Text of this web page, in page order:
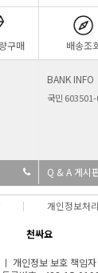
구매 배송조
BANK INFO
국민
Q & A 게시
개인정보처
천싸요
개인정보 보호 책임